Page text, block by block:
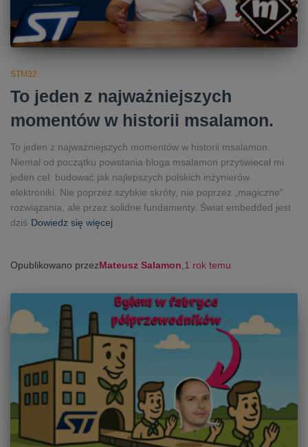
STM32
To jeden z najważniejszych
momentów w historii msalamon.
To jeden z najważniejszych momentów w historii msalamon.
Niemal od początku powstania bloga msalamon przyświecał mi
jeden cel: budować jak najlepszych polskich inżynierów
elektroniki. Nie poprzez szybkie skróty, nie poprzez „magiczne”
rozwiązania, ale przez solidne fundamenty. Świat embedded jest
dziś Dowiedz się więcej
Opublikowano przezMateusz Salamon 1 rok temu